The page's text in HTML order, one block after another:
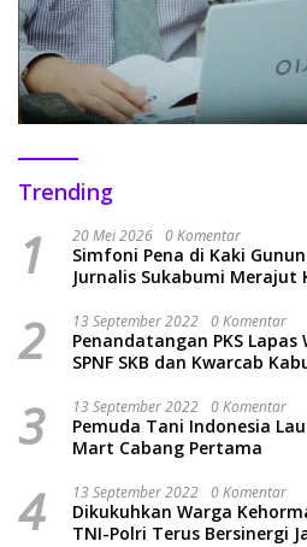
Trending
1 20 Mei 2026 0 Komentar
Simfoni Pena di Kaki
Jurnalis Sukabumi Merajut
2 13 September 2022 0 Komentar
Penandatangan PKS
SPNF SKB dan Kwarcab
3 13 September 2022 0 Komentar
Pemuda Tani Indonesia
Mart Cabang Pertama
4 13 September 2022 0 Komentar
Dikukuhkan Warga
TNI-Polri Terus Bersinergi